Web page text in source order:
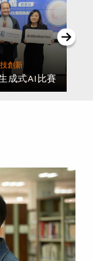
創新
成式AI比賽